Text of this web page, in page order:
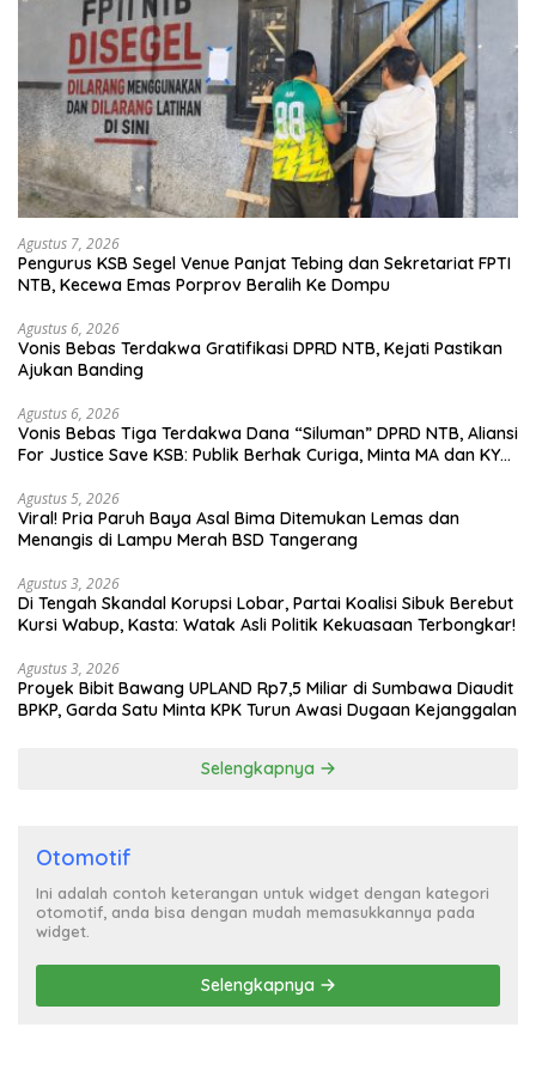
Agustus 7, 2026
Pengurus KSB Segel Venue Panjat Tebing dan Sekretariat FPTI
NTB, Kecewa Emas Porprov Beralih Ke Dompu
Agustus 6, 2026
Vonis Bebas Terdakwa Gratifikasi DPRD NTB, Kejati Pastikan
Ajukan Banding
Agustus 6, 2026
Vonis Bebas Tiga Terdakwa Dana “Siluman” DPRD NTB, Aliansi
For Justice Save KSB: Publik Berhak Curiga, Minta MA dan KY
Agustus 5, 2026
Viral! Pria Paruh Baya Asal Bima Ditemukan Lemas dan
Menangis di Lampu Merah BSD Tangerang
Agustus 3, 2026
Di Tengah Skandal Korupsi Lobar, Partai Koalisi Sibuk Berebut
Kursi Wabup, Kasta: Watak Asli Politik Kekuasaan Terbongkar!
Agustus 3, 2026
Proyek Bibit Bawang UPLAND Rp7,5 Miliar di Sumbawa Diaudit
BPKP, Garda Satu Minta KPK Turun Awasi Dugaan Kejanggalan
Selengkapnya
Otomotif
Ini adalah contoh keterangan untuk widget dengan kategori
otomotif, anda bisa dengan mudah memasukkannya pada
widget.
Selengkapnya